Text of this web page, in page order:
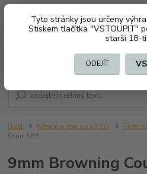
Tyto stránky jsou určeny
Stiskem tlačítka "VSTOUPIT"
starší 18-
ODEJÍT
CZK
+420 603794370
Úvod Náboje a střelivo na ZO
Court S&B
9mm Browning